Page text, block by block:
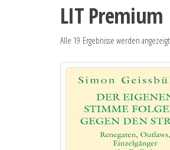
LIT Premium
Alle 19 Ergebnisse werden angezeigt